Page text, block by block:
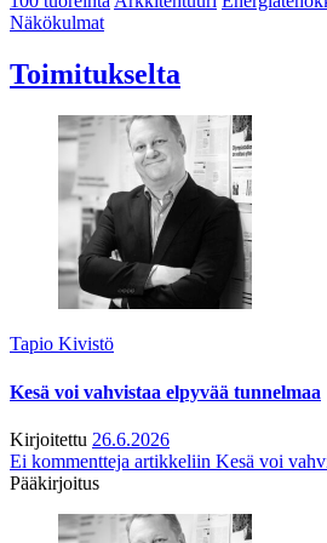
Näkökulmat
Toimitukselta
Tapio Kivistö
Kesä voi vahvistaa elpyvää tunnelmaa
Kirjoitettu 26.6.2026
Ei kommentteja artikkeliin Kesä voi
Pääkirjoitus